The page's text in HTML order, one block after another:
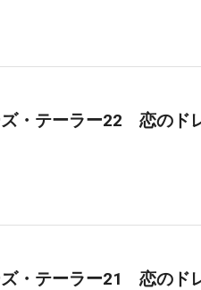
・テーラー22 恋のド
・テーラー21 恋のド